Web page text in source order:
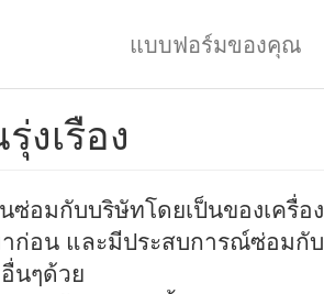
แบบฟอร์มของคุณ
เรือง
ซ่อมกับบริษัทโดยเป็นของเครื่อง
ก่อน และมีประสบการณ์ซ่อมกับ
นๆด้วย